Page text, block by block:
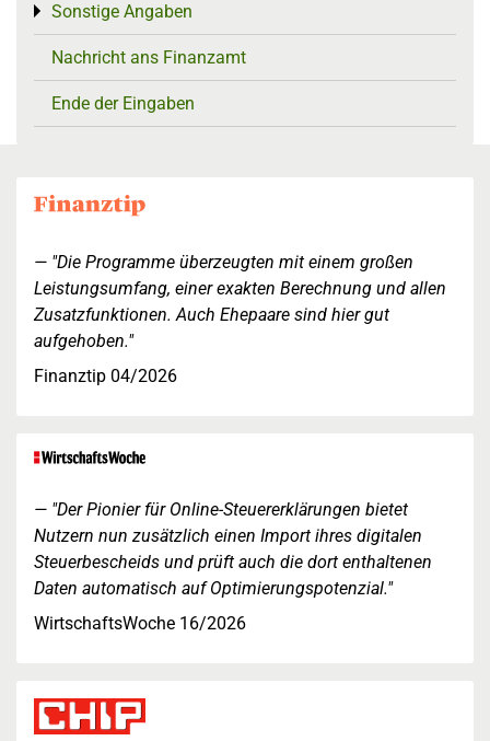
Sonstige Angaben
Toggle menu
Nachricht ans Finanzamt
Ende der Eingaben
"Die Programme überzeugten mit einem großen
Leistungsumfang, einer exakten Berechnung und allen
Zusatzfunktionen. Auch Ehepaare sind hier gut
aufgehoben."
Finanztip 04/2026
"Der Pionier für Online-Steuererklärungen bietet
Nutzern nun zusätzlich einen Import ihres digitalen
Steuerbescheids und prüft auch die dort enthaltenen
Daten automatisch auf Optimierungspotenzial."
WirtschaftsWoche 16/2026